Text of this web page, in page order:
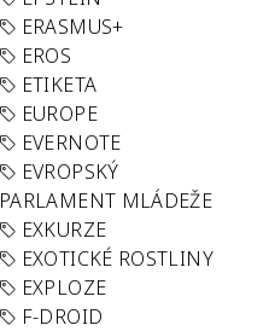
ERASMUS+
EROS
ETIKETA
EUROPE
EVERNOTE
EVROPSKÝ
PARLAMENT MLÁDEŽE
EXKURZE
EXOTICKÉ ROSTLINY
EXPLOZE
F-DROID